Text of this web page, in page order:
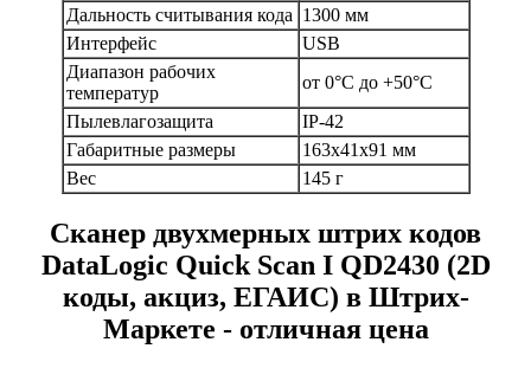
Дальность считывания кода 1300 мм
Интерфейс
USB
Диапазон рабочих
температур
от 0°С до +50°C
Пылевлагозащита
IP-42
Габаритные размеры
163x41x91 мм
Вес
145 г
Сканер двухмерных штрих кодов
DataLogic Quick Scan I QD2430 (2D
коды, акциз, ЕГАИС) в Штрих-
Маркете - отличная цена